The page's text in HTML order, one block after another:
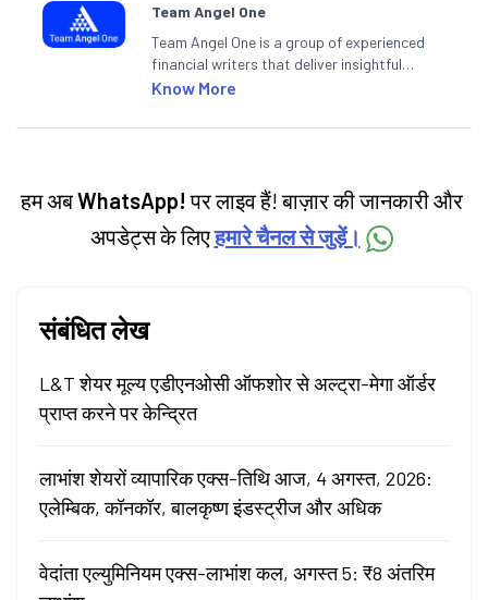
Team Angel One
Team Angel One is a group of experienced
financial writers that deliver insightful
articles on the stock market, IPO, economy,
categories.
Know More
हम अबWhatsApp! पर लाइव हैं! बाज़ार की जानकारी और
अपडेट्स के लिएहमारे चैनल से जुड़ें।
संबंधित लेख
L&T शेयर मूल्य एडीएनओसी ऑफशोर से अल्ट्रा-मेगा ऑर्डर
प्राप्त करने पर केन्द्रित
लाभांश शेयरों व्यापारिक एक्स-तिथि आज, 4 अगस्त, 2026:
एलेम्बिक, कॉनकॉर, बालकृष्ण इंडस्ट्रीज और अधिक
वेदांता एल्युमिनियम एक्स-लाभांश कल, अगस्त 5: ₹8 अंतरिम